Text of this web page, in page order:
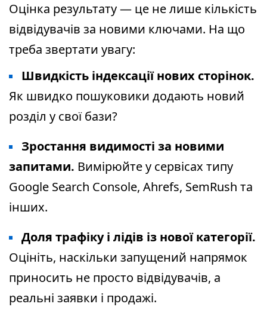
Оцінка результату — це не лише кількість
відвідувачів за новими ключами. На що
треба звертати увагу:
Швидкість індексації нових сторінок.
Як швидко пошуковики додають новий
розділ у свої бази?
Зростання видимості за новими
запитами. Вимірюйте у сервісах типу
Google Search Console, Ahrefs, SemRush та
інших.
Доля трафіку і лідів із нової категорії.
Оцініть, наскільки запущений напрямок
приносить не просто відвідувачів, а
реальні заявки і продажі.